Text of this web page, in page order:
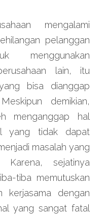
pelanggan
menggunakan
lain, itu
bisa dianggap
demikian,
menganggap hal
yang tidak dapat
masalah yang
Karena, sejatinya
tiba memutuskan
kerjasama dengan
yang sangat fatal